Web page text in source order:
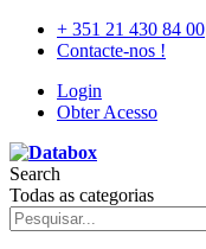
+ 351 21 430 84 00
Contacte-nos !
Login
Obter Acesso
Search
Todas as categorias